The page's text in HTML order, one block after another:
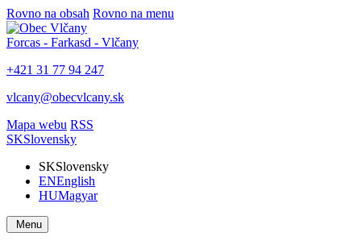
Rovno na obsah Rovno na menu
Forcas - Farkasd - Vlčany
+421 31 77 94 247
vlcany@obecvlcany.sk
Mapa webu RSS
SKSlovensky
SKSlovensky
ENEnglish
HUMagyar
Menu